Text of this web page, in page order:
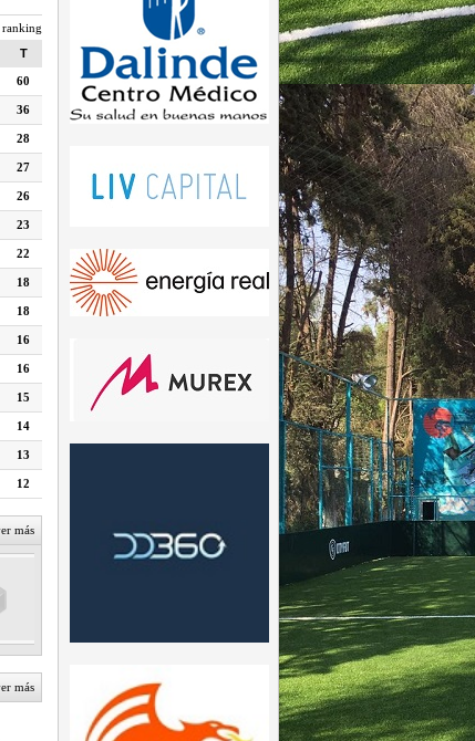
ranking
T
60
36
28
27
26
23
22
18
18
16
16
15
14
13
12
más
más